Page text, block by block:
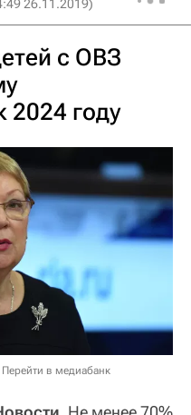
26.11.2019)
с ОВЗ
2024 году
Перейти в медиабанк